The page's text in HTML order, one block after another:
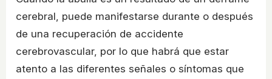
cerebral, puede manifestarse durante o después
de una recuperación de accidente
cerebrovascular, por lo que habrá que estar
atento a las diferentes señales o síntomas que